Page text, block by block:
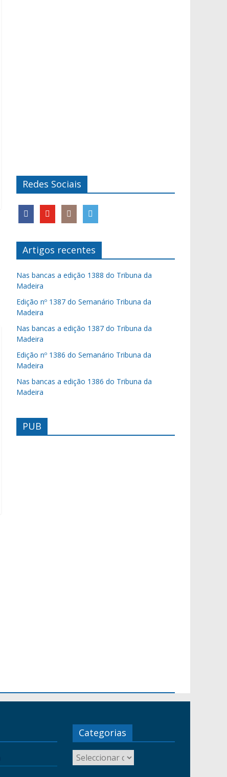
Redes Sociais
Artigos recentes
Nas bancas a edição 1388 do Tribuna da
Madeira
Edição nº 1387 do Semanário Tribuna da
Madeira
Nas bancas a edição 1387 do Tribuna da
Madeira
Edição nº 1386 do Semanário Tribuna da
Madeira
Nas bancas a edição 1386 do Tribuna da
Madeira
PUB
Categorias